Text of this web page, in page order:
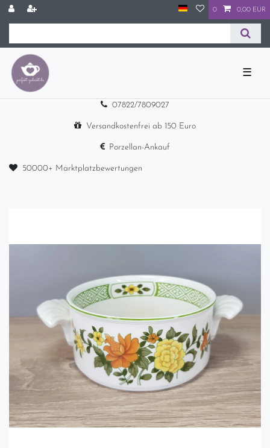
0 0,00 EUR
☰
07822/7809027
Versandkostenfrei ab 150 Euro
Porzellan-Ankauf
50000+ Marktplatzbewertungen